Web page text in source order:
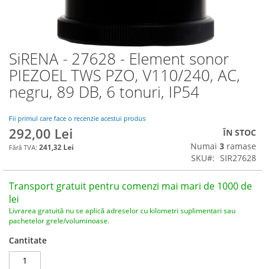
SiRENA - 27628 - Element sonor
PIEZOEL TWS PZO, V110/240, AC,
negru, 89 DB, 6 tonuri, IP54
Fii primul care face o recenzie acestui produs
292,00 Lei
241,32 Lei
ÎN STOC
Numai 3 ramase
SKU
SIR27628
Transport gratuit pentru comenzi mai mari de 1000 de
lei
Livrarea gratuită nu se aplică adreselor cu kilometri suplimentari sau
pachetelor grele/voluminoase.
Cantitate
Skip
to
the
beginning
the
images
gallery